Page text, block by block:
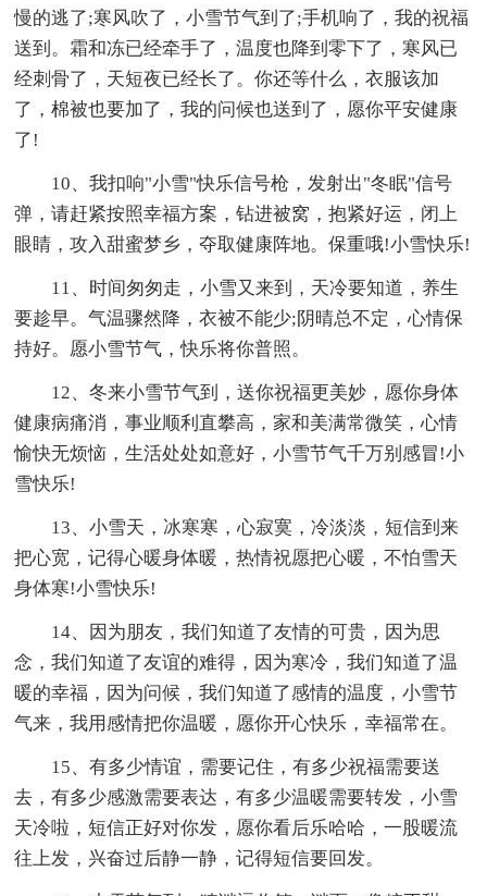
慢的逃了;寒风吹了，小雪节气到了;手机响了，我的祝福
送到。霜和冻已经牵手了，温度也降到零下了，寒风已
经刺骨了，天短夜已经长了。你还等什么，衣服该加
了，棉被也要加了，我的问候也送到了，愿你平安健康
了!
10、我扣响"小雪"快乐信号枪，发射出"冬眠"信号
弹，请赶紧按照幸福方案，钻进被窝，抱紧好运，闭上
眼睛，攻入甜蜜梦乡，夺取健康阵地。保重哦!小雪快乐!
11、时间匆匆走，小雪又来到，天冷要知道，养生
要趁早。气温骤然降，衣被不能少;阴晴总不定，心情保
持好。愿小雪节气，快乐将你普照。
12、冬来小雪节气到，送你祝福更美妙，愿你身体
健康病痛消，事业顺利直攀高，家和美满常微笑，心情
愉快无烦恼，生活处处如意好，小雪节气千万别感冒!小
雪快乐!
13、小雪天，冰寒寒，心寂寞，冷淡淡，短信到来
把心宽，记得心暖身体暖，热情祝愿把心暖，不怕雪天
身体寒!小雪快乐!
14、因为朋友，我们知道了友情的可贵，因为思
念，我们知道了友谊的难得，因为寒冷，我们知道了温
暖的幸福，因为问候，我们知道了感情的温度，小雪节
气来，我用感情把你温暖，愿你开心快乐，幸福常在。
15、有多少情谊，需要记住，有多少祝福需要送
去，有多少感激需要表达，有多少温暖需要转发，小雪
天冷啦，短信正好对你发，愿你看后乐哈哈，一股暖流
往上发，兴奋过后静一静，记得短信要回发。